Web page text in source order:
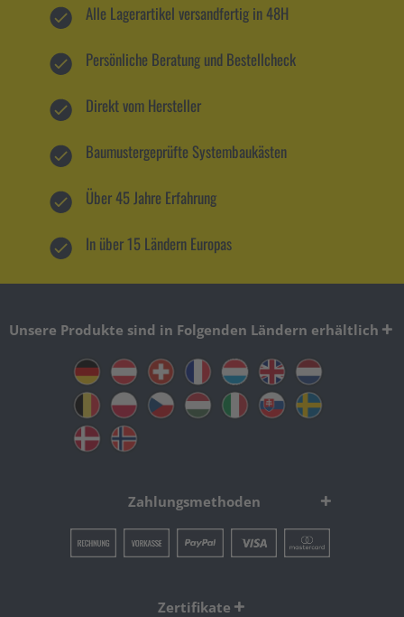
Alle Lagerartikel versandfertig in 48H
Persönliche Beratung und Bestellcheck
Direkt vom Hersteller
Baumustergeprüfte Systembaukästen
Über 45 Jahre Erfahrung
In über 15 Ländern Europas
Unsere Produkte sind in Folgenden Ländern erhältlich
Zahlungsmethoden
Zertifikate